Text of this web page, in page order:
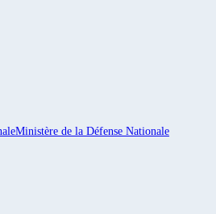
Ministère de la Défense Nationale